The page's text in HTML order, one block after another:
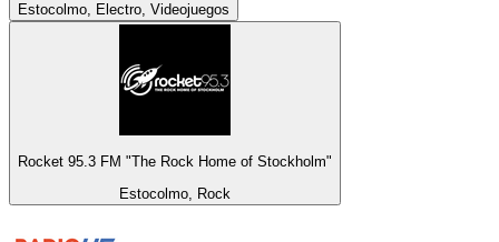
Estocolmo, Electro, Videojuegos
Rocket 95.3 FM "The Rock Home of Stockholm"
Estocolmo, Rock